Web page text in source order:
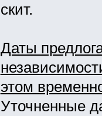
скит.
Даты
этом
Уточненные